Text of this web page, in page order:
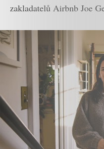
zakladatelů Airbnb Joe